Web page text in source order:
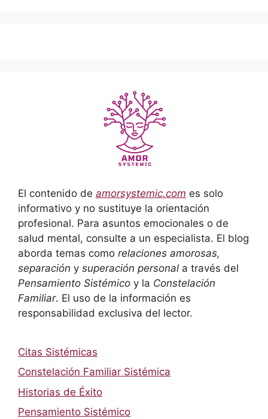
El contenido de amorsystemic.com es solo
informativo y no sustituye la orientación
profesional. Para asuntos emocionales o de
salud mental, consulte a un especialista. El blog
aborda temas como relaciones amorosas,
separación y superación personal a través del
Pensamiento Sistémico y la Constelación
Familiar. El uso de la información es
responsabilidad exclusiva del lector.
Citas Sistémicas
Constelación Familiar Sistémica
Historias de Éxito
Pensamiento Sistémico